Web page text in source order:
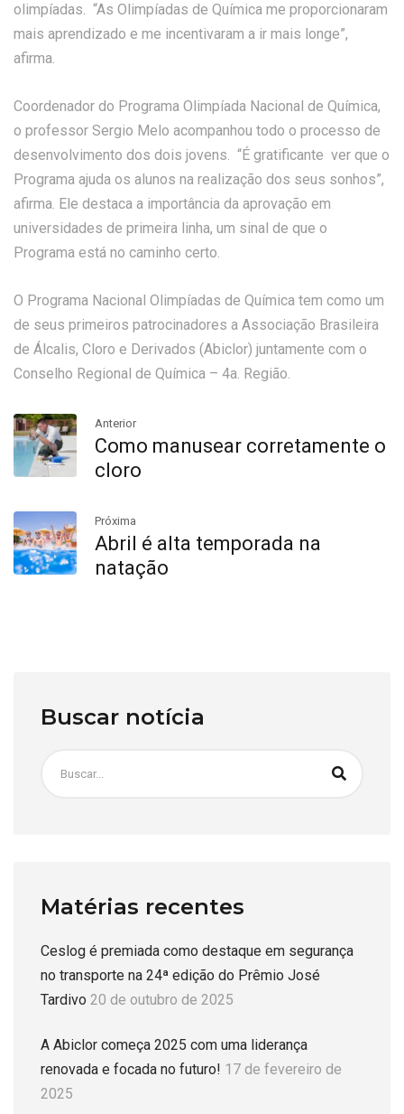
olimpíadas. “As Olimpíadas de Química me proporcionaram
mais aprendizado e me incentivaram a ir mais longe”,
afirma.
Coordenador do Programa Olimpíada Nacional de Química,
o professor Sergio Melo acompanhou todo o processo de
desenvolvimento dos dois jovens. “É gratificante ver que o
Programa ajuda os alunos na realização dos seus sonhos”,
afirma. Ele destaca a importância da aprovação em
universidades de primeira linha, um sinal de que o
Programa está no caminho certo.
O Programa Nacional Olimpíadas de Química tem como um
de seus primeiros patrocinadores a Associação Brasileira
de Álcalis, Cloro e Derivados (Abiclor) juntamente com o
Conselho Regional de Química – 4a. Região.
Anterior
Como manusear corretamente o
cloro
Próxima
Abril é alta temporada na
natação
Buscar notícia
Matérias recentes
Ceslog é premiada como destaque em segurança
no transporte na 24ª edição do Prêmio José
Tardivo 20 de outubro de 2025
A Abiclor começa 2025 com uma liderança
renovada e focada no futuro! 17 de fevereiro de
2025